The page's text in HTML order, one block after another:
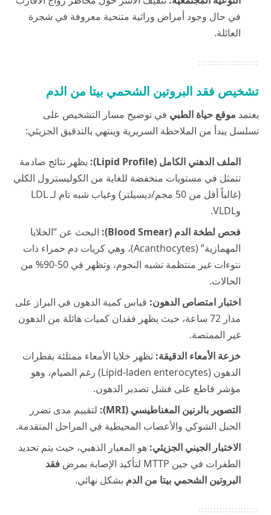
في حال وجود أمراض وراثية متنحية معروفة في شجرة
العائلة.
تشخيص فقد البروتين الشحمي بيتا من الدم
يعتمد موقع حياة الطبي في توضيح مسار التشخيص على
تسلسل يبدأ من الملاحظة السريرية وينتهي بالتدقيق الجزيئي:
الملف الدهني الكامل (Lipid Profile):
يظهر نتائج صادمة
تتمثل في مستويات منخفضة للغاية من الكوليسترول الكلي
(غالباً أقل من 50 مجم/ديسيلتر) وغياب شبه تام لـ LDL
وVLDL.
فحص لطخة الدم (Blood Smear):
البحث عن “الخلايا
المهمازية” (Acanthocytes)، وهي كريات دم حمراء ذات
نتوءات غير منتظمة تشبه النجوم، وتظهر في 50-90% من
الحالات.
اختبار امتصاص الدهون: قياس كمية الدهون في البراز على
مدار 72 ساعة، حيث يظهر فقدان كميات هائلة من الدهون
غير الممتصة.
خزعة الأمعاء الدقيقة: تظهر خلايا الأمعاء ممتلئة بقطرات
الدهون (Lipid-laden enterocytes) رغم الصيام، وهو
مؤشر قاطع على فشل تصدير الدهون.
التصوير بالرنين المغناطيسي (MRI):
لتقييم مدى تضرر
الحبل الشوكي والأعصاب المحيطية في المراحل المتقدمة.
الاختبار الجيني الجزيئي: هو المعيار الذهبي، حيث يتم تحديد
الطفرات في جين MTTP لتأكيد الإصابة بمرض
فقد
البروتين الشحمي بيتا من الدم بشكل نهائي.